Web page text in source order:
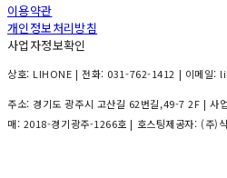
이용약관
개인정보처리방침
사업자정보확인
상호: LIHONE | 전화: 031-762-1412 | 이메일
주소: 경기도 광주시 고산길 62번길,49-7 2F | 사
매: 2018-경기광주-1266호 | 호스팅제공자: (주)